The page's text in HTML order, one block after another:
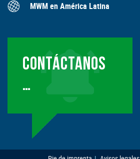
MWM en América Latina
CONTÁCTANOS
…